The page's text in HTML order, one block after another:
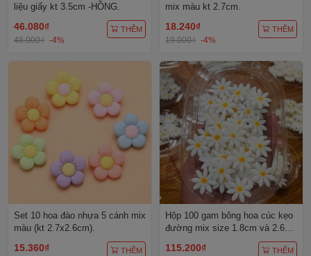
liệu giấy kt 3.5cm -HỒNG.
46.080₫
48.000₫ -4%
THÊM
mix màu kt 2.7cm.
18.240₫
19.000₫ -4%
THÊM
Set 10 hoa đào nhựa 5 cánh mix
màu (kt 2.7x2.6cm).
15.360₫ THÊM
Hộp 100 gam bông hoa cúc kẹo
đường mix size 1.8cm và 2.6cm
115.200₫ THÊM